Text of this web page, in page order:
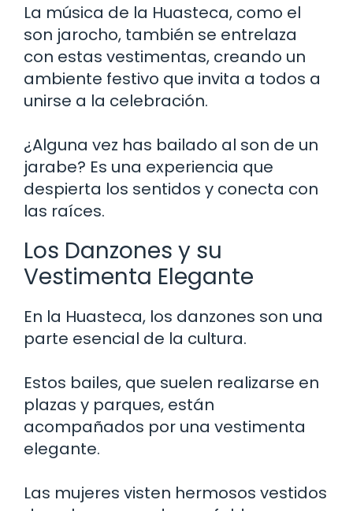
La música de la Huasteca, como el
son jarocho, también se entrelaza
con estas vestimentas, creando un
ambiente festivo que invita a todos a
unirse a la celebración.
¿Alguna vez has bailado al son de un
jarabe? Es una experiencia que
despierta los sentidos y conecta con
las raíces.
Los Danzones y su
Vestimenta Elegante
En la Huasteca, los danzones son una
parte esencial de la cultura.
Estos bailes, que suelen realizarse en
plazas y parques, están
acompañados por una vestimenta
elegante.
Las mujeres visten hermosos vestidos